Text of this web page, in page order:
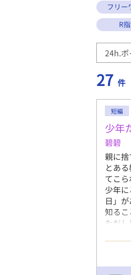
フリー
R
27 件
短編
少年
碧碧
親に
とあ
てこ
少年
日」
知るこ
ただ
場面
覧に
理、
交、